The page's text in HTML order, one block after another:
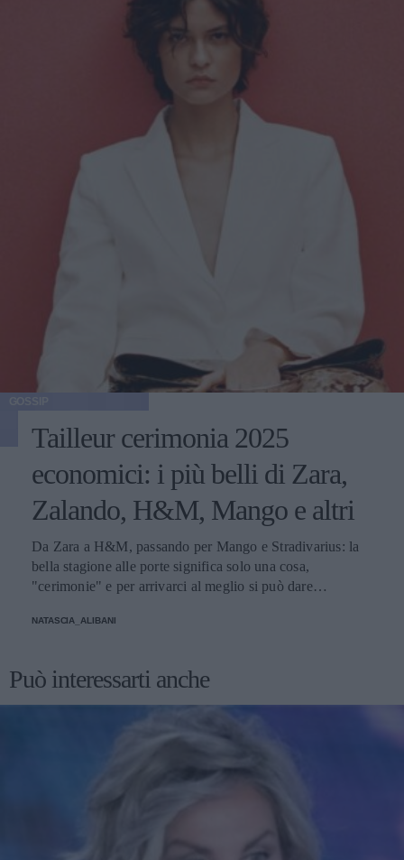
Tailleur cerimonia 2025
economici: i più belli di Zara,
Zalando, H&M, Mango e altri
Da Zara a H&M, passando per Mango e Stradivarius: la
bella stagione alle porte significa solo una cosa,
"cerimonie" e per arrivarci al meglio si può dare
NATASCIA_ALIBANI
Può interessarti anche